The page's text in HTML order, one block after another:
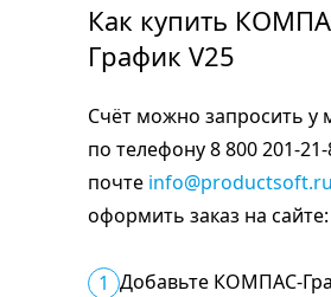
Как купить
График V25
Счёт можно запросить у
по телефону 8 800 201-
почте info@productsoft.ru
оформить заказ на сайте:
1 Добавьте КОМПАС-